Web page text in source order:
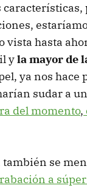
características,
vista hasta
yla mayor de
ya nos hace
sudar a
del momento,
también se
a